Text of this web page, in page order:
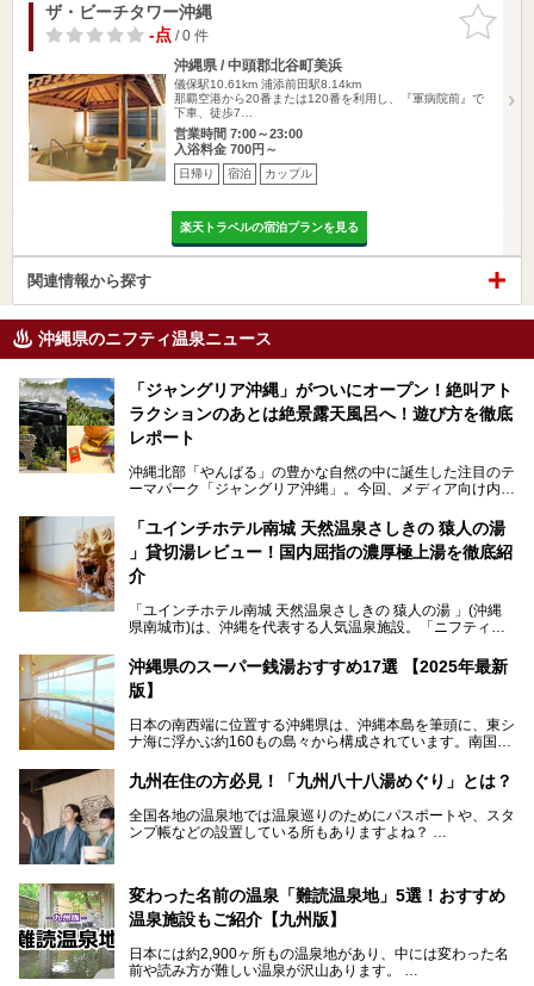
お気に入
りに追加
ザ・ビーチタワー沖縄
-点/ 0 件
沖縄県 / 中頭郡北谷町美浜
儀保駅10.61km 浦添前田駅8.14km
那覇空港から20番または120番を利用し、『軍病院前』で
下車、徒歩7…
営業時間 7:00～23:00
入浴料金 700円～
日帰り 宿泊 カップル
楽天トラベルの宿泊プランを見る
関連情報から探す
沖縄県のニフティ温泉ニュース
「ジャングリア沖縄」がついにオープン！絶叫アト
ラクションのあとは絶景露天風呂へ！遊び方を徹底
レポート
沖縄北部「やんばる」の豊かな自然の中に誕生した注目のテ
ーマパーク「ジャングリア沖縄」。今回、メディア向け内覧
グリアの全貌をお届けすべく、見どころや料金、アクセス方
法まで徹底解説していきます。
「ユインチホテル南城 天然温泉さしきの 猿人の湯
」貸切湯レビュー！国内屈指の濃厚極上湯を徹底紹
介
「ユインチホテル南城 天然温泉さしきの 猿人の湯 」(沖縄
県南城市)は、沖縄を代表する人気温泉施設。「ニフティ温
位を獲得し、平日・土日にかかわらず多くの常連客や温泉フ
ァンが訪れます。
ンに注目される存在。今回は貸切湯にスポットを当て、その
魅力を徹底解説します。
沖縄県のスーパー銭湯おすすめ17選 【2025年最新
版】
日本の南西端に位置する沖縄県は、沖縄本島を筆頭に、東シ
ナ海に浮かぶ約160もの島々から構成されています。南国な
ずの豊かな自然、独自の歴史や文化など、多くの人を惹きつ
けてやまない魅力あふれる観光県です。
そんな沖縄県のスーパー銭湯には、ホテル併設などリゾート
と同時に楽しめる施設が多くあります。日帰りでも旅行気分
九州在住の方必見！「九州八十八湯めぐり」とは？
全国各地の温泉地では温泉巡りのためにパスポートや、スタ
ンプ帳などの設置している所もありますよね？
な方ならぜひ参加してみたいスタンプラリーでしょう。
変わった名前の温泉「難読温泉地」5選！おすすめ
温泉施設もご紹介【九州版】
日本には約2,900ヶ所もの温泉地があり、中には変わった名
前や読み方が難しい温泉が沢山あります。